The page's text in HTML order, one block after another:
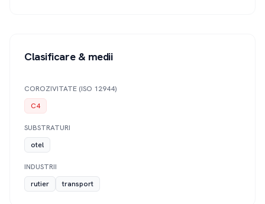
Clasificare & medii
COROZIVITATE (ISO 12944)
C4
SUBSTRATURI
otel
INDUSTRII
rutier
transport